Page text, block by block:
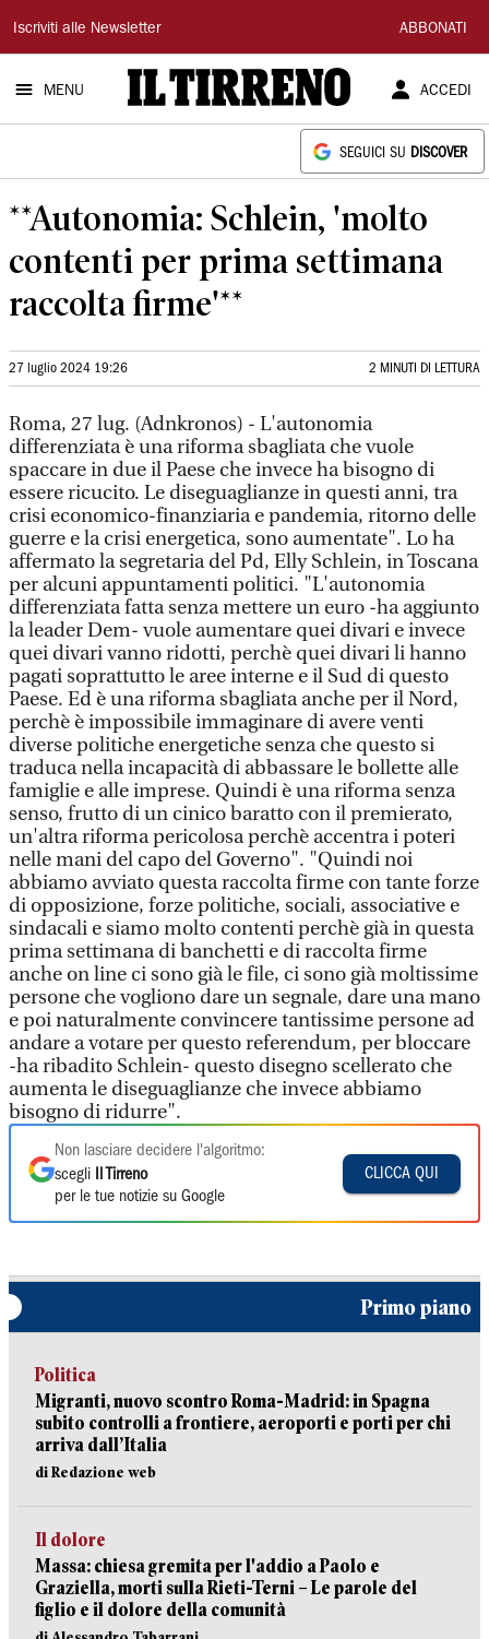
Il
Tirreno
Iscriviti alle Newsletter ABBONATI
MENU ACCEDI
SEGUICI SU DISCOVER
**Autonomia: Schlein, 'molto
contenti per prima settimana
raccolta firme'**
27 luglio 2024 19:26 2 MINUTI DI LETTURA
Roma, 27 lug. (Adnkronos) - L'autonomia
differenziata è una riforma sbagliata che vuole
spaccare in due il Paese che invece ha bisogno di
essere ricucito. Le diseguaglianze in questi anni, tra
crisi economico-finanziaria e pandemia, ritorno delle
guerre e la crisi energetica, sono aumentate". Lo ha
affermato la segretaria del Pd, Elly Schlein, in Toscana
per alcuni appuntamenti politici. "L'autonomia
differenziata fatta senza mettere un euro -ha aggiunto
la leader Dem- vuole aumentare quei divari e invece
quei divari vanno ridotti, perchè quei divari li hanno
pagati soprattutto le aree interne e il Sud di questo
Paese. Ed è una riforma sbagliata anche per il Nord,
perchè è impossibile immaginare di avere venti
diverse politiche energetiche senza che questo si
traduca nella incapacità di abbassare le bollette alle
famiglie e alle imprese. Quindi è una riforma senza
senso, frutto di un cinico baratto con il premierato,
un'altra riforma pericolosa perchè accentra i poteri
nelle mani del capo del Governo". "Quindi noi
abbiamo avviato questa raccolta firme con tante forze
di opposizione, forze politiche, sociali, associative e
sindacali e siamo molto contenti perchè già in questa
prima settimana di banchetti e di raccolta firme
anche on line ci sono già le file, ci sono già moltissime
persone che vogliono dare un segnale, dare una mano
e poi naturalmente convincere tantissime persone ad
andare a votare per questo referendum, per bloccare
-ha ribadito Schlein- questo disegno scellerato che
aumenta le diseguaglianze che invece abbiamo
bisogno di ridurre".
Non lasciare decidere l'algoritmo:
scegli
Il Tirreno
per le tue notizie su Google
CLICCA QUI
Primo piano
Politica
Migranti, nuovo scontro Roma-Madrid: in Spagna
subito controlli a frontiere, aeroporti e porti per chi
arriva dall’Italia
di Redazione web
Il dolore
Massa: chiesa gremita per l'addio a Paolo e
Graziella, morti sulla Rieti-Terni – Le parole del
figlio e il dolore della comunità